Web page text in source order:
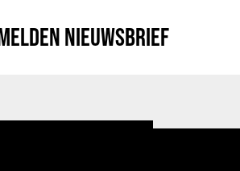
NIEUWSBRIEF